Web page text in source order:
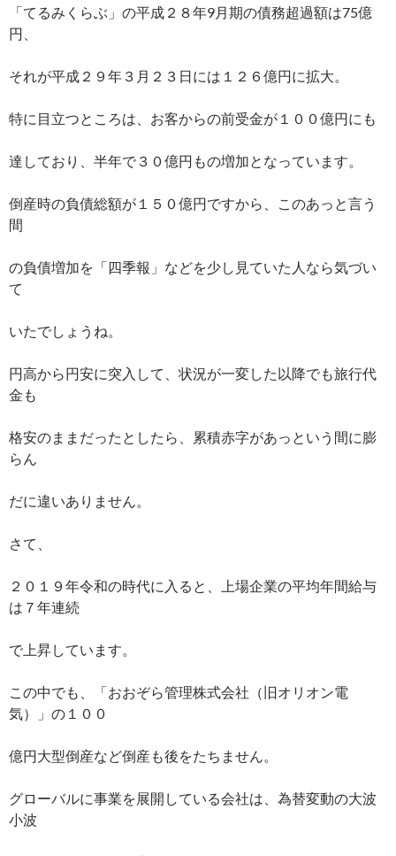
「てるみくらぶ」の平成２８年9月期の債務超過額は75億
円、
それが平成２９年３月２３日には１２６億円に拡大。
特に目立つところは、お客からの前受金が１００億円にも
達しており、半年で３０億円もの増加となっています。
倒産時の負債総額が１５０億円ですから、このあっと言う
間
の負債増加を「四季報」などを少し見ていた人なら気づい
て
いたでしょうね。
円高から円安に突入して、状況が一変した以降でも旅行代
金も
格安のままだったとしたら、累積赤字があっという間に膨
らん
だに違いありません。
さて、
２０１９年令和の時代に入ると、上場企業の平均年間給与
は７年連続
で上昇しています。
この中でも、「おおぞら管理株式会社（旧オリオン電
気）」の１００
億円大型倒産など倒産も後をたちません。
グローバルに事業を展開している会社は、為替変動の大波
小波